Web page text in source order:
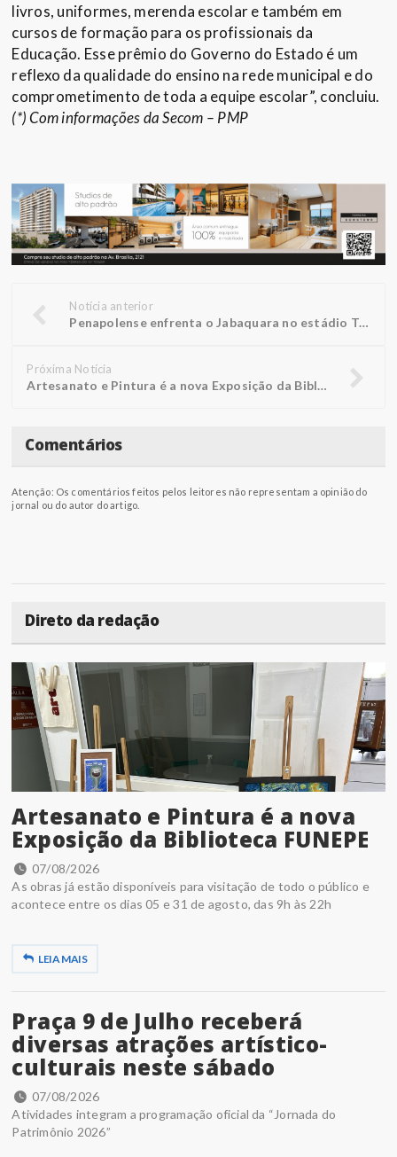
livros, uniformes, merenda escolar e também em
cursos de formação para os profissionais da
Educação. Esse prêmio do Governo do Estado é um
reflexo da qualidade do ensino na rede municipal e do
comprometimento de toda a equipe escolar”, concluiu.
(*) Com informações da Secom – PMP
Notícia anterior
Penapolense enfrenta o Jabaquara no estádio Tenentão pela 11ª rodada da A4
Próxima Notícia
Artesanato e Pintura é a nova Exposição da Biblioteca FUNEPE
Comentários
Atenção: Os comentários feitos pelos leitores não representam a opinião do
jornal ou do autor do artigo.
Direto da redação
Artesanato e Pintura é a nova
Exposição da Biblioteca FUNEPE
07/08/2026
As obras já estão disponíveis para visitação de todo o público e
acontece entre os dias 05 e 31 de agosto, das 9h às 22h
LEIA MAIS
Praça 9 de Julho receberá
diversas atrações artístico-
culturais neste sábado
07/08/2026
Atividades integram a programação oficial da “Jornada do
Patrimônio 2026”